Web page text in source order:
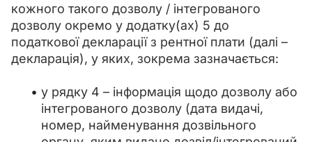
кожного такого дозволу / інтегрованого
дозволу окремо у додатку(ах) 5 до
податкової декларації з рентної плати (далі –
декларація), у яких, зокрема зазначається:
у рядку 4 – інформація щодо дозволу або
інтегрованого дозволу (дата видачі,
номер, найменування дозвільного